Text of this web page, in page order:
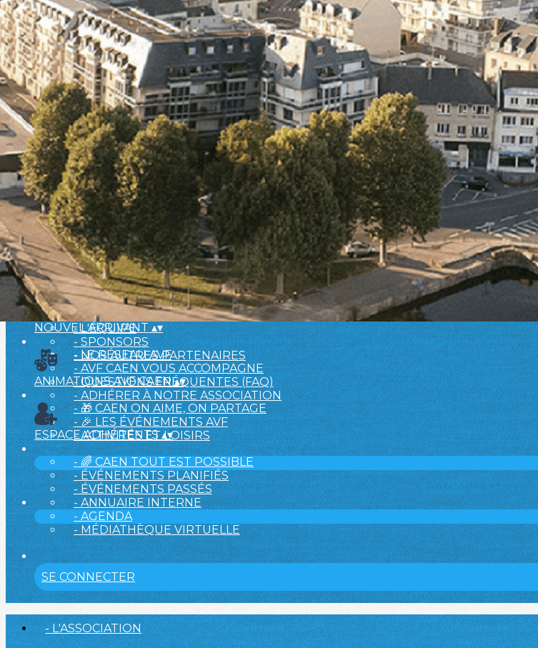
Exporter les lignes sélectionnées
Exporter toutes les colonnes
Exporter uniquement les colonnes affichées
Menu
<
>
- 🎁 Caen on aime, on partage
- 🎉 Les événements AVF
- Activités et Loisirs
Ajoutez un logo, un bouton, des réseaux sociaux
Cliquez pour éditer
L'ASSOCIATION▴▾
- L'ASSOCIATION
- BROCHURE
- L'ÉQUIPE
- SPONSORS
- NOS AUTRES PARTENAIRES
NOUVEL ARRIVANT▴▾
- LE RÉSEAU AVF
- AVF CAEN VOUS ACCOMPAGNE
- QUESTIONS FRÉQUENTES (FAQ)
- ADHÉRER À NOTRE ASSOCIATION
ANIMATIONS AVF CAEN▴▾
- 🎁 CAEN ON AIME, ON PARTAGE
- 🎉 LES ÉVÉNEMENTS AVF
- ACTIVITÉS ET LOISIRS
ESPACE ADHÉRENTS▴▾
- 🌈 CAEN TOUT EST POSSIBLE
- ÉVÉNEMENTS PLANIFIÉS
- ÉVÉNEMENTS PASSÉS
- ANNUAIRE INTERNE
- AGENDA
- MÉDIATHÈQUE VIRTUELLE
SE CONNECTER
- L'ASSOCIATION